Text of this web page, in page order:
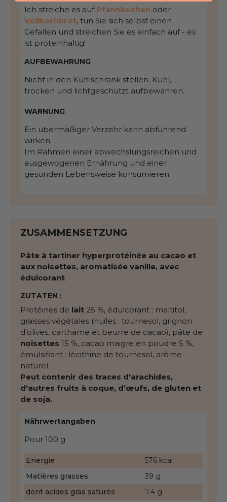
Ich streiche es auf Pfannkuchen oder
Vollkornbrot, tun Sie sich selbst einen
Gefallen und streichen Sie es einfach auf - es
ist proteinhaltig!
AUFBEWAHRUNG
Nicht in den Kühlschrank stellen. Kühl,
trocken und lichtgeschützt aufbewahren.
WARNUNG
Ein übermäßiger Verzehr kann abführend
wirken.
Im Rahmen einer abwechslungsreichen und
ausgewogenen Ernährung und einer
gesunden Lebensweise konsumieren.
ZUSAMMENSETZUNG
Pâte à tartiner hyperprotéinée au cacao et
aux noisettes, aromatisée vanille, avec
édulcorant
ZUTATEN :
Protéines de lait 25 %, édulcorant : maltitol,
graisses végétales (huiles : tournesol, grignon
d'olives, carthame et beurre de cacao), pâte de
noisettes 15 %, cacao maigre en poudre 5 %,
émulsifiant : lécithine de tournesol, arôme
naturel.
Peut contenir des traces d'arachides,
d'autres fruits à coque, d’œufs, de gluten et
de soja.
Nährwertangaben
Pour 100 g
Energie
576 kcal
Matières grasses
39 g
dont acides gras saturés
7.4 g